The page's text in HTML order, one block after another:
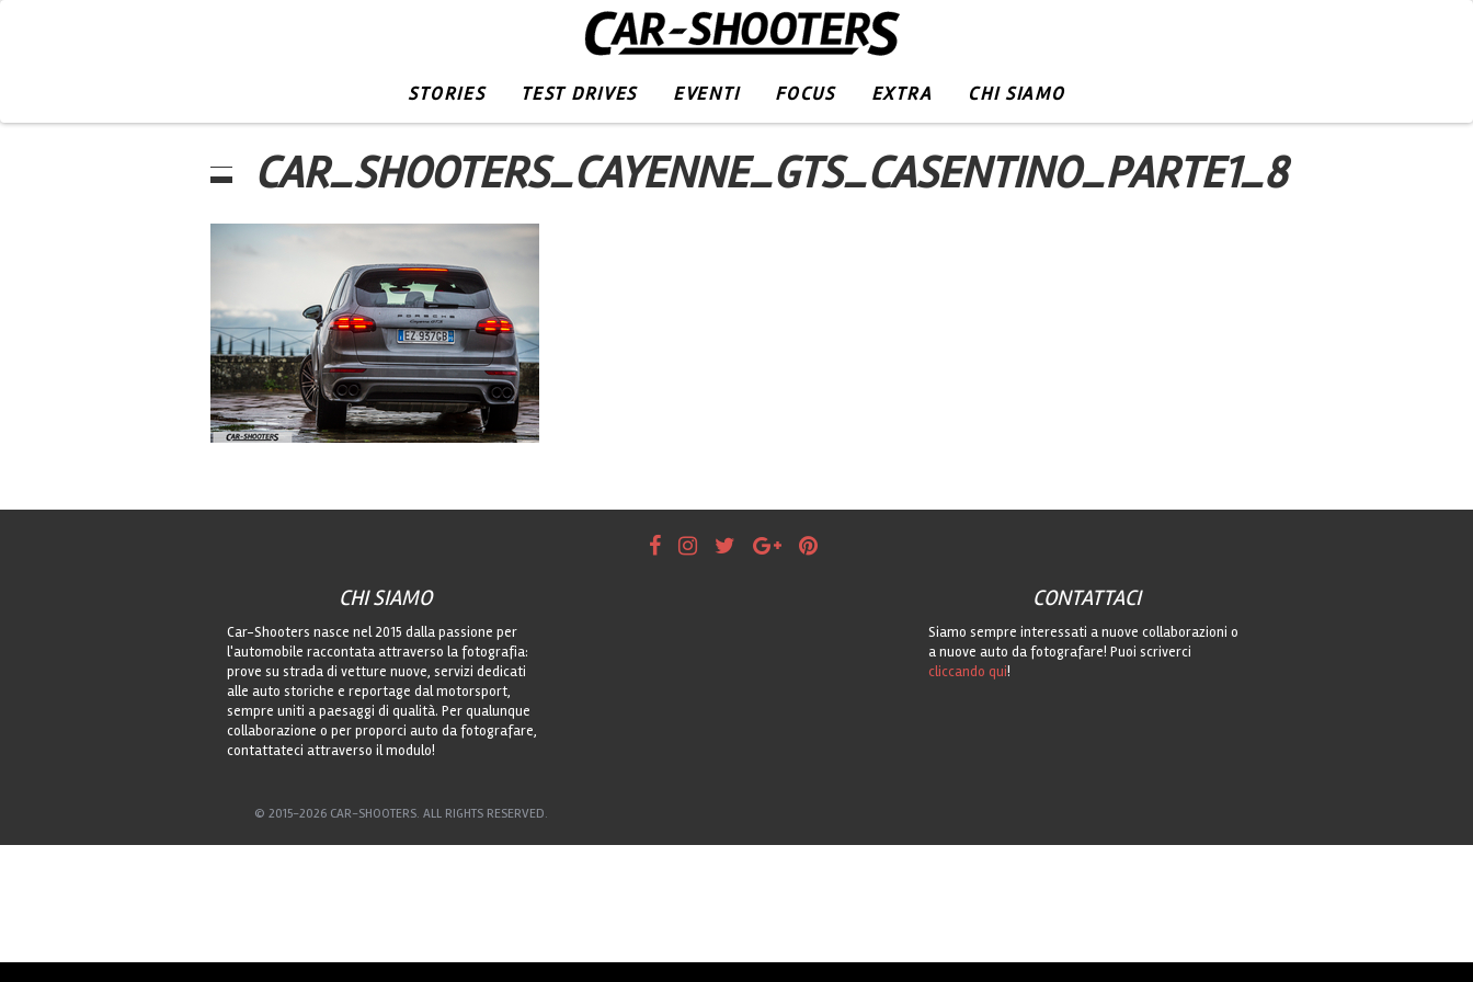
STORIES TEST DRIVES EVENTI FOCUS EXTRA CHI SIAMO
CAR_SHOOTERS_CAYENNE_GTS_CASENTINO_PARTE1_8
CHI SIAMO
Car-Shooters nasce nel 2015 dalla passione per
l'automobile raccontata attraverso la fotografia:
prove su strada di vetture nuove, servizi dedicati
alle auto storiche e reportage dal motorsport,
sempre uniti a paesaggi di qualità. Per qualunque
collaborazione o per proporci auto da fotografare,
contattateci attraverso il modulo!
CONTATTACI
Siamo sempre interessati a nuove collaborazioni o
a nuove auto da fotografare! Puoi scriverci
cliccando qui!
© 2015-2026 CAR-SHOOTERS. ALL RIGHTS RESERVED.